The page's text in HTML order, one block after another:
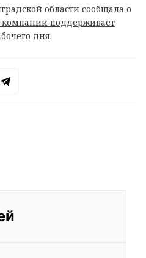
области сообщала о
компаний поддерживает
дня.